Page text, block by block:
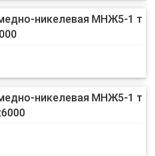
никелевая МНЖ5-1 т
никелевая МНЖ5-1 т